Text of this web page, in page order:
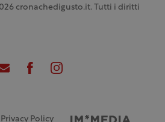
cronachedigusto.it. Tutti i diritti
Privacy Policy Credits